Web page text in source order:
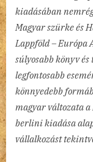
kiadásában
Magyar szürke és
Lappföld – Európa
súlyosabb könyv
legfontosabb
könnyedebb
magyar változata a
berlini kiadása
vállalkozást